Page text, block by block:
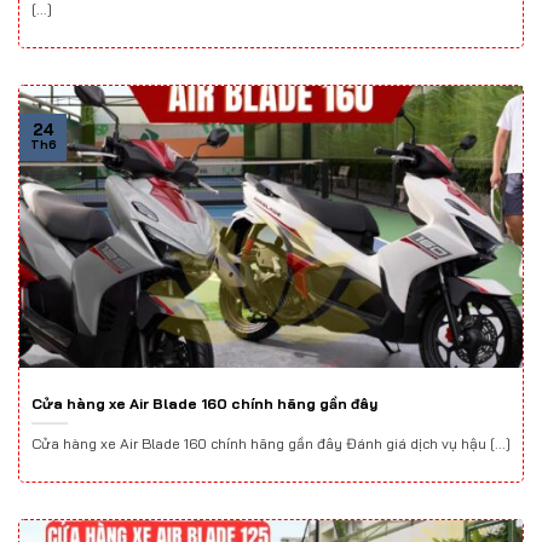
[...]
Cửa hàng xe Air Blade 160 chính hãng gần đây
Cửa hàng xe Air Blade 160 chính hãng gần đây Đánh giá dịch vụ hậu [...]
24
Th6